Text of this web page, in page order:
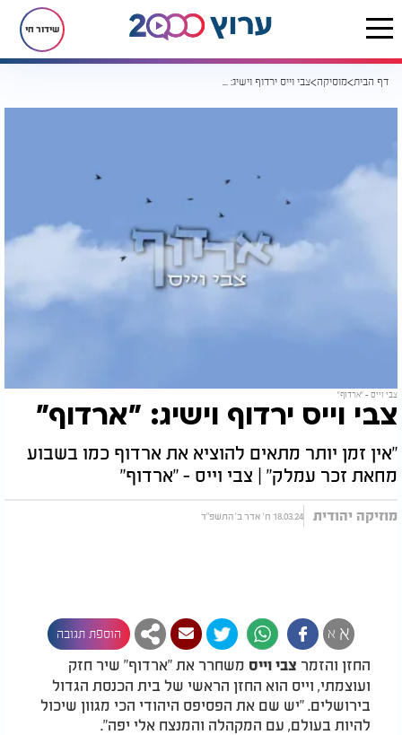
שידור חי
דף הבית מוסיקה צבי וייס ירדוף וישיג: "ארדוף"
צבי וייס – "ארדוף"
צבי וייס ירדוף וישיג: "ארדוף"
"אין זמן יותר מתאים להוציא את ארדוף כמו בשבוע
מחאת זכר עמלק" | צבי וייס - "ארדוף"
מוזיקה יהודית 18.03.24 ח' אדר ב' התשפ"ד
א א הוספת תגובה
החזן והזמר צבי וייס משחרר את "ארדוף" שיר חזק
ועוצמתי, וייס הוא החזן הראשי של בית הכנסת הגדול
בירושלים. "יש שם את הפסיפס היהודי הכי מגוון שיכול
להיות בעולם, עם המקהלה והמנצח אלי יפה".